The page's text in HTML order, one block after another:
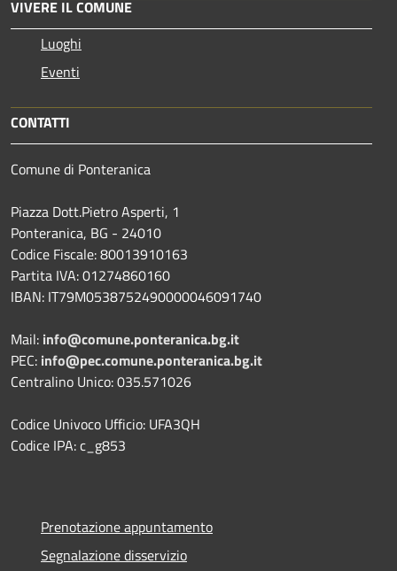
VIVERE IL COMUNE
Luoghi
Eventi
CONTATTI
Comune di Ponteranica
Piazza Dott.Pietro Asperti, 1
Ponteranica, BG - 24010
Codice Fiscale: 80013910163
Partita IVA: 01274860160
IBAN: IT79M0538752490000046091740
Mail: info@comune.ponteranica.bg.it
PEC: info@pec.comune.ponteranica.bg.it
Centralino Unico: 035.571026
Codice Univoco Ufficio: UFA3QH
Codice IPA: c_g853
Prenotazione appuntamento
Segnalazione disservizio